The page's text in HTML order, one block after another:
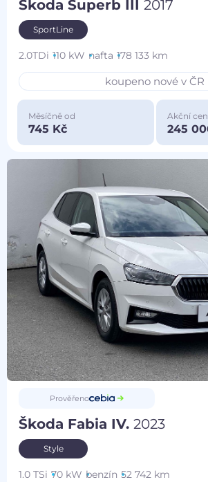
Škoda Superb III2017
SportLine
2.0TDi 110 kW nafta 178 133 km
koupeno nové v ČR
Měsíčně od
745 Kč
Akční
245
Prověřeno
Škoda Fabia IV.2023
Style
1.0 TSi 70 kW benzín 52 742 km